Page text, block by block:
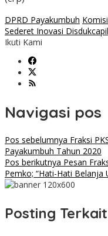
DPRD Payakumbuh
Sederet Inovasi Disdukcapil
Ikuti Kami
Navigasi pos
Pos sebelumnya Fraksi
Payakumbuh Tahun 2020
Pos berikutnya Pesan
Pemko; “Hati-Hati Belanja
Posting Terkait